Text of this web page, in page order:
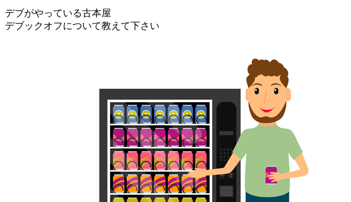
デブがやっている古本屋
デブックオフについて教えて下さい